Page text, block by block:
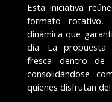
Esta iniciativa
formato rotativo,
dinámica que
día. La propuesta
fresca dentro de
consolidándose
quienes disfrutan